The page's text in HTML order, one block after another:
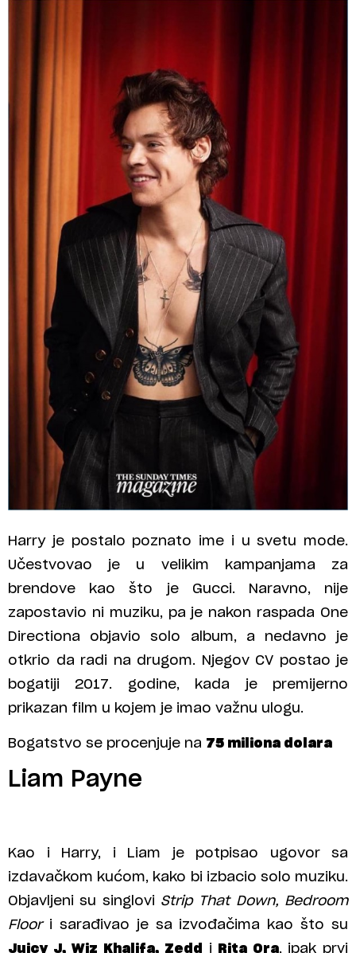
Harry je postalo poznato ime i u svetu mode.
Učestvovao je u velikim kampanjama za
brendove kao što je Gucci. Naravno, nije
zapostavio ni muziku, pa je nakon raspada One
Directiona objavio solo album, a nedavno je
otkrio da radi na drugom. Njegov CV postao je
bogatiji 2017. godine, kada je premijerno
prikazan film u kojem je imao važnu ulogu.
Bogatstvo se procenjuje na 75 miliona dolara
Liam Payne
Kao i Harry, i Liam je potpisao ugovor sa
izdavačkom kućom, kako bi izbacio solo muziku.
Objavljeni su singlovi Strip That Down, Bedroom
Floori sarađivao je sa izvođačima kao što su
Juicy J, Wiz Khalifa, Zedd
i Rita Ora, ipak prvi